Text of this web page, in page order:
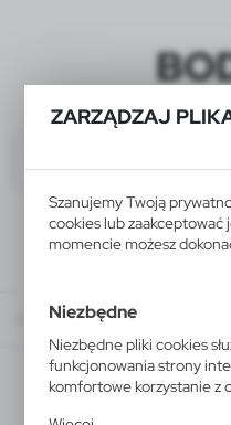
ZARZĄDZAJ
Szanujemy Twoją
cookies lub zaakceptować
momencie możesz
Niezbędne
Niezbędne pliki cookies
funkcjonowania strony
komfortowe korzystanie z
O nasPROMOCJE
Promocja!